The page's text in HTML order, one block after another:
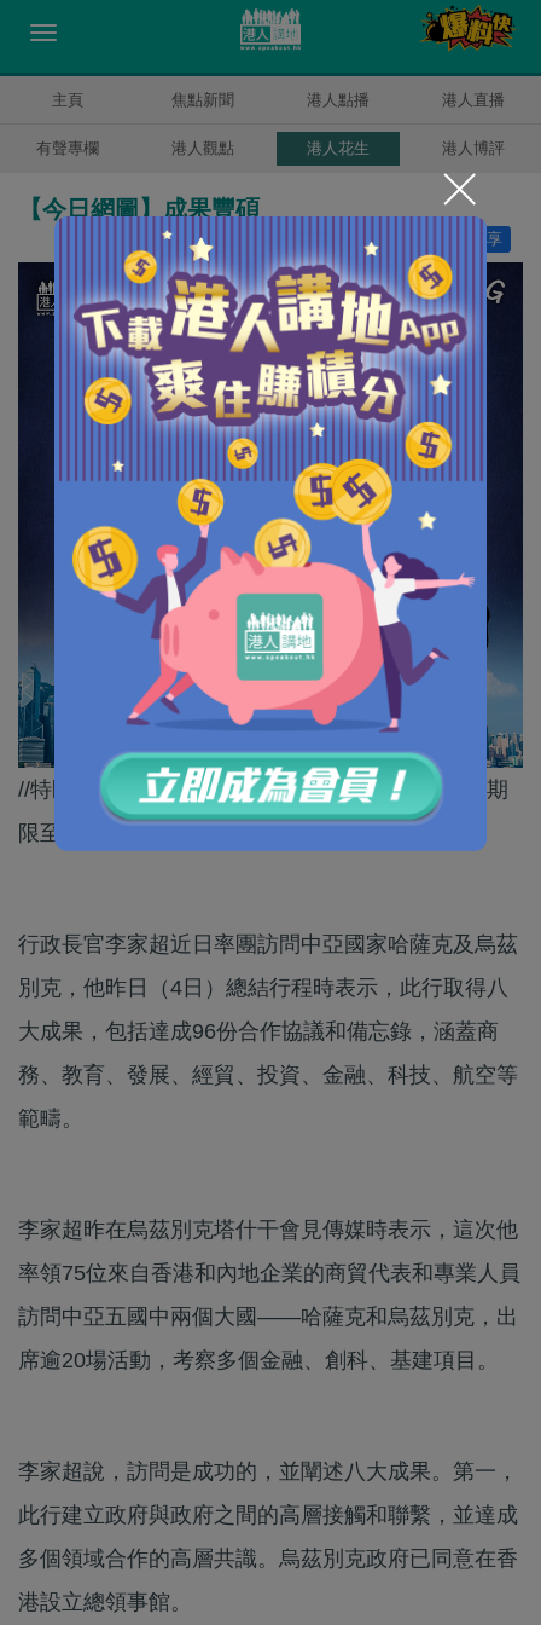
主頁 焦點新聞 港人點播 港人直播
有聲專欄 港人觀點 港人花生 港人博評
【今日網圖】成果豐碩
分享
//特區政府仲同兩國達成共識，同意放寬互免簽證期
限至30天。//
行政長官李家超近日率團訪問中亞國家哈薩克及烏茲
別克，他昨日（4日）總結行程時表示，此行取得八
大成果，包括達成96份合作協議和備忘錄，涵蓋商
務、教育、發展、經貿、投資、金融、科技、航空等
範疇。
李家超昨在烏茲別克塔什干會見傳媒時表示，這次他
率領75位來自香港和內地企業的商貿代表和專業人員
訪問中亞五國中兩個大國——哈薩克和烏茲別克，出
席逾20場活動，考察多個金融、創科、基建項目。
李家超說，訪問是成功的，並闡述八大成果。第一，
此行建立政府與政府之間的高層接觸和聯繫，並達成
多個領域合作的高層共識。烏茲別克政府已同意在香
港設立總領事館。